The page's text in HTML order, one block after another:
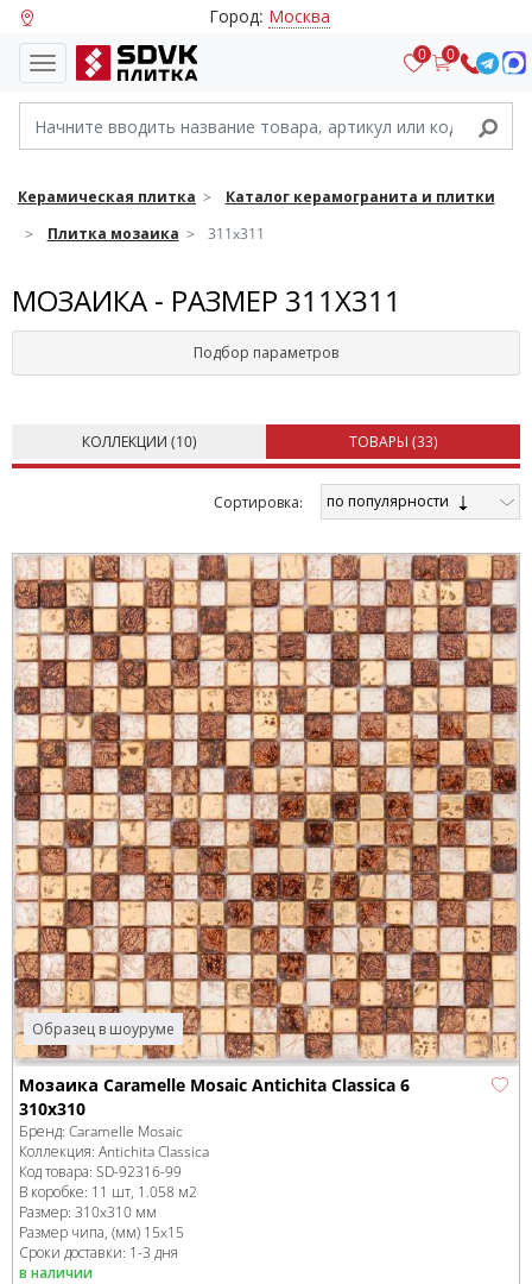
Город: Москва
0 0
Керамическая плитка
Каталог керамогранита и плитки
Плитка мозаика
311x311
МОЗАИКА - РАЗМЕР 311X311
Подбор параметров
КОЛЛЕКЦИИ (10) ТОВАРЫ (33)
Cортировка: по популярности
Образец в шоуруме
Мозаика Caramelle Mosaic Antichita Classica 6
310x310
Бренд: Caramelle Mosaic
Коллекция: Antichita Classica
Код товара: SD-92316-99
В коробке: 11 шт, 1.058 м2
Размер: 310x310 мм
Размер чипа, (мм) 15x15
Сроки доставки: 1-3 дня
в наличии